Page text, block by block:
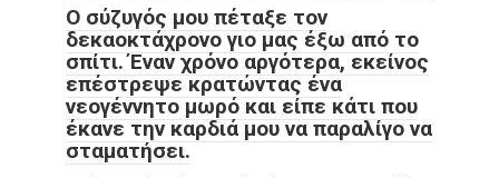
Ο σύζυγός μου πέταξε τον
δεκαοκτάχρονο γιο μας έξω από το
σπίτι. Έναν χρόνο αργότερα, εκείνος
επέστρεψε κρατώντας ένα
νεογέννητο μωρό και είπε κάτι που
έκανε την καρδιά μου να παραλίγο να
σταματήσει.